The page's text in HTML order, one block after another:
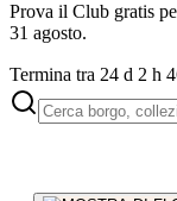
Prova il Club gratis
31 agosto.
Termina tra 24 d 2 h